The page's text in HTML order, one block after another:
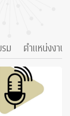
ม ตำแหน่งงาน